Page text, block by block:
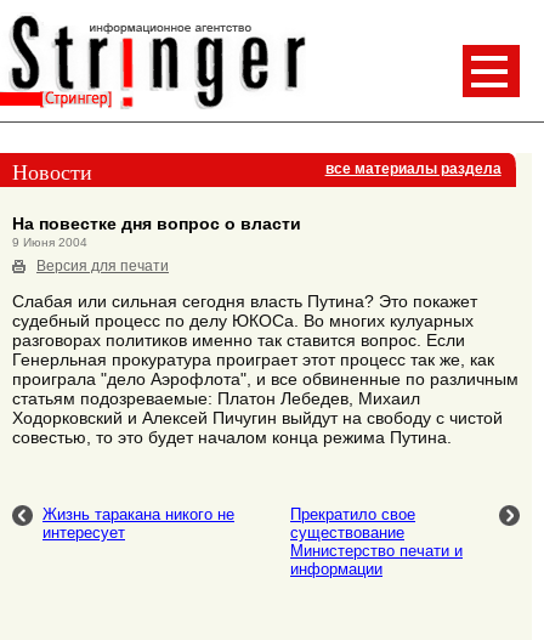
Новости все материалы раздела
На повестке дня вопрос о власти
9 Июня 2004
Версия для печати
Слабая или сильная сегодня власть Путина? Это покажет
судебный процесс по делу ЮКОСа. Во многих кулуарных
разговорах политиков именно так ставится вопрос. Если
Генерльная прокуратура проиграет этот процесс так же, как
проиграла "дело Аэрофлота", и все обвиненные по различным
статьям подозреваемые: Платон Лебедев, Михаил
Ходорковский и Алексей Пичугин выйдут на свободу с чистой
совестью, то это будет началом конца режима Путина.
Жизнь таракана никого не
интересует
Прекратило свое
существование
Министерство печати и
информации